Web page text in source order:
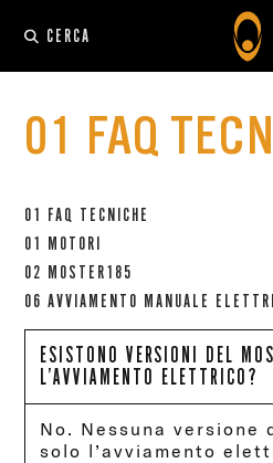
CERCA
01 FAQ
01 FAQ TECNICHE
01 MOTORI
02 MOSTER185
06 AVVIAMENTO MANUALE
ESISTONO VERSIONI DEL
L’AVVIAMENTO ELETTRICO?
No. Nessuna versione
solo l’avviamento